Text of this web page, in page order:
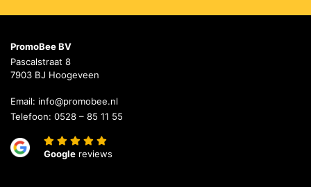
PromoBee BV
Pascalstraat 8
7903 BJ Hoogeveen
Email: info@promobee.nl
Telefoon: 0528 – 85 11 55
Google reviews